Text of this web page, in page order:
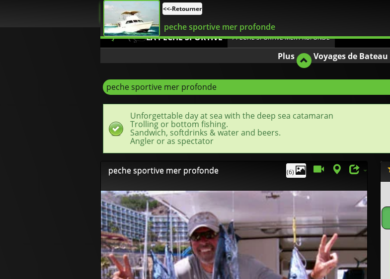
LA PECHE SPORTIVE / PECHE SPORTIVE MER PROFONDE
<<-Retourner
peche sportive mer profonde
Plus Voyages de Bateau
peche sportive mer profonde
Unforgettable day at sea with the deep sea catamaran
Trolling or bottom fishing.
Sandwich, softdrinks & water and beers.
Angler or as spectator
(6)
peche sportive mer profonde